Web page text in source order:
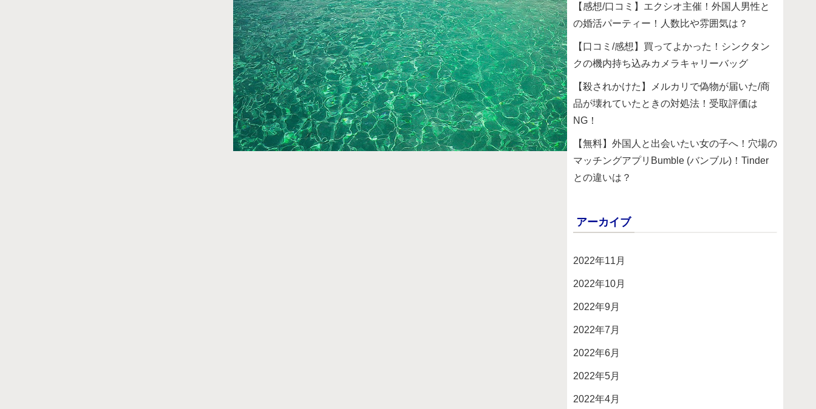
【感想/口コミ】エクシオ主催！外国人男性と
の婚活パーティー！人数比や雰囲気は？
【口コミ/感想】買ってよかった！シンクタン
クの機内持ち込みカメラキャリーバッグ
【殺されかけた】メルカリで偽物が届いた/商
品が壊れていたときの対処法！受取評価は
NG！
【無料】外国人と出会いたい女の子へ！穴場の
マッチングアプリBumble (バンブル)！Tinder
との違いは？
アーカイブ
2022年11月
2022年10月
2022年9月
2022年7月
2022年6月
2022年5月
2022年4月